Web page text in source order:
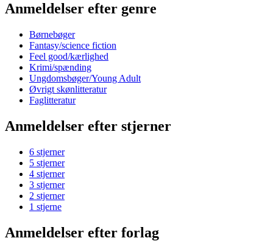
Anmeldelser efter genre
Børnebøger
Fantasy/science fiction
Feel good/kærlighed
Krimi/spænding
Ungdomsbøger/Young Adult
Øvrigt skønlitteratur
Faglitteratur
Anmeldelser efter stjerner
6 stjerner
5 stjerner
4 stjerner
3 stjerner
2 stjerner
1 stjerne
Anmeldelser efter forlag